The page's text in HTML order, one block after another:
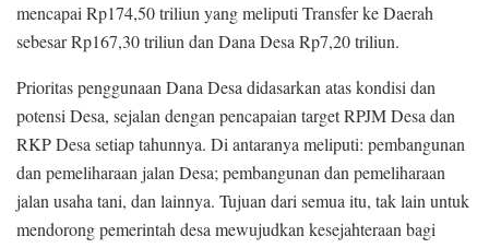
mencapai Rp174,50 triliun yang meliputi Transfer ke Daerah
sebesar Rp167,30 triliun dan Dana Desa Rp7,20 triliun.
Prioritas penggunaan Dana Desa didasarkan atas kondisi dan
potensi Desa, sejalan dengan pencapaian target RPJM Desa dan
RKP Desa setiap tahunnya. Di antaranya meliputi: pembangunan
dan pemeliharaan jalan Desa; pembangunan dan pemeliharaan
jalan usaha tani, dan lainnya. Tujuan dari semua itu, tak lain untuk
mendorong pemerintah desa mewujudkan kesejahteraan bagi